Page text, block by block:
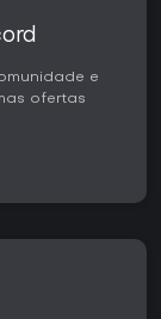
e
ofertas